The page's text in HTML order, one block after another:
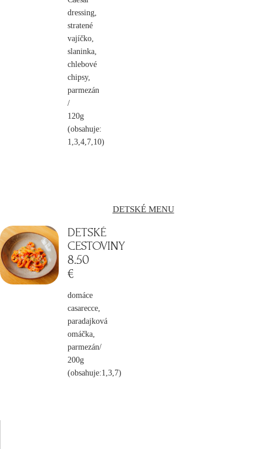
dressing,
stratené
vajíčko,
slaninka,
chlebové
chipsy,
parmezán
/
120g
(obsahuje:
1,3,4,7,10)
DETSKÉ MENU
DETSKÉ
CESTOVINY
8.50
€
domáce
casarecce,
paradajková
omáčka,
parmezán/
200g
(obsahuje:1,3,7)